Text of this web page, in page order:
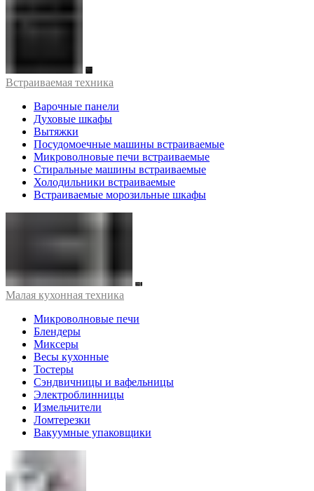
Встраиваемая техника
Варочные панели
Духовые шкафы
Вытяжки
Посудомоечные машины встраиваемые
Микроволновые печи встраиваемые
Стиральные машины встраиваемые
Холодильники встраиваемые
Встраиваемые морозильные шкафы
Малая кухонная техника
Микроволновые печи
Блендеры
Миксеры
Весы кухонные
Тостеры
Сэндвичницы и вафельницы
Электроблинницы
Измельчители
Ломтерезки
Вакуумные упаковщики